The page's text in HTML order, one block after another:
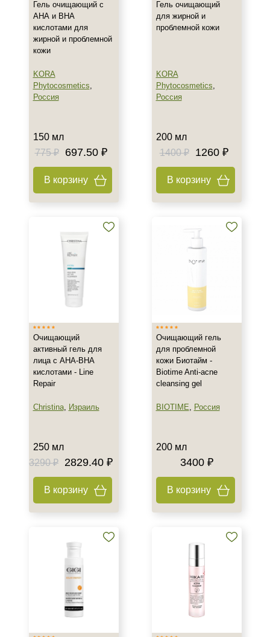
Показать еще
Действие
Матирование
Обезжиривание
Назначение против
Акне
Возрастные изменения
Показать еще
Область применения
Веки
Декольте
Лицо
8 мл
10 мл
Показать еще
Ингредиенты
Время применения
Вечер
Гель очищающий с
АНА и ВНА
кислотами для
жирной и проблемной
кожи
KORA
Phytocosmetics,
Россия
150 мл
775 ₽
697.50 ₽
В корзину
Гель очищающий
для жирной и
проблемной кожи
KORA
Phytocosmetics,
Россия
200 мл
1400 ₽
1260 ₽
В корзину
Очищающий
активный гель для
лица с AHA-BHA
кислотами - Line
Repair
Christina, Израиль
250 мл
3290 ₽
2829.40 ₽
В корзину
Очищающий гель
для проблемной
кожи Биотайм -
Biotime Anti-acne
cleansing gel
BIOTIME, Россия
200 мл
3400 ₽
В корзину